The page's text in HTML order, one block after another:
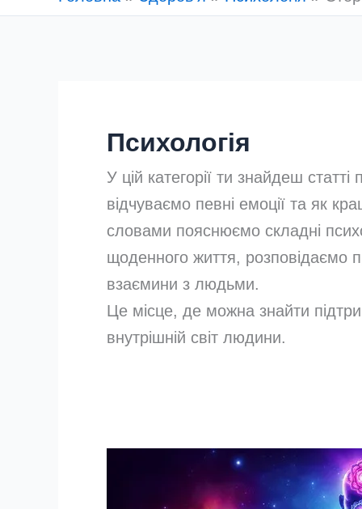
Психологія
У цій категорії ти знайдеш
відчуваємо певні емоції та як
словами пояснюємо складні
щоденного життя, розповідаємо
взаємини з людьми.
Це місце, де можна знайти
внутрішній світ людини.